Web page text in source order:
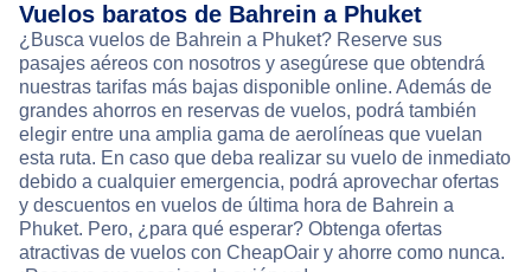
Vuelos baratos de Bahrein a Phuket
¿Busca vuelos de Bahrein a Phuket? Reserve sus
pasajes aéreos con nosotros y asegúrese que obtendrá
nuestras tarifas más bajas disponible online. Además de
grandes ahorros en reservas de vuelos, podrá también
elegir entre una amplia gama de aerolíneas que vuelan
esta ruta. En caso que deba realizar su vuelo de inmediato
debido a cualquier emergencia, podrá aprovechar ofertas
y descuentos en vuelos de última hora de Bahrein a
Phuket. Pero, ¿para qué esperar? Obtenga ofertas
atractivas de vuelos con CheapOair y ahorre como nunca.